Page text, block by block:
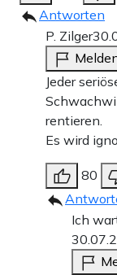
Antworten
P. Zilger
Jeder
rentieren.
Es wird
80
Ich